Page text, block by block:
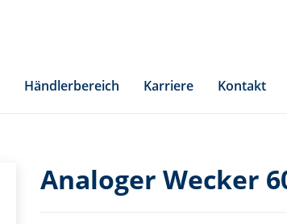
Händlerbereich Karriere Kontakt
Analoger Wecker